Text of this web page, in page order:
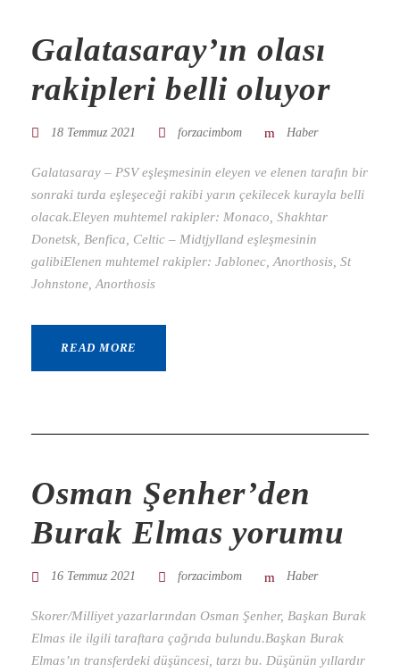
Galatasaray’ın olası
rakipleri belli oluyor
18 Temmuz 2021 forzacimbom Haber
Galatasaray – PSV eşleşmesinin eleyen ve elenen tarafın bir
sonraki turda eşleşeceği rakibi yarın çekilecek kurayla belli
olacak.Eleyen muhtemel rakipler: Monaco, Shakhtar
Donetsk, Benfica, Celtic – Midtjylland eşleşmesinin
galibiElenen muhtemel rakipler: Jablonec, Anorthosis, St
Johnstone, Anorthosis
READ MORE
Osman Şenher’den
Burak Elmas yorumu
16 Temmuz 2021 forzacimbom Haber
Skorer/Milliyet yazarlarından Osman Şenher, Başkan Burak
Elmas ile ilgili taraftara çağrıda bulundu.Başkan Burak
Elmas’ın transferdeki düşüncesi, tarzı bu. Düşünün yıllardır